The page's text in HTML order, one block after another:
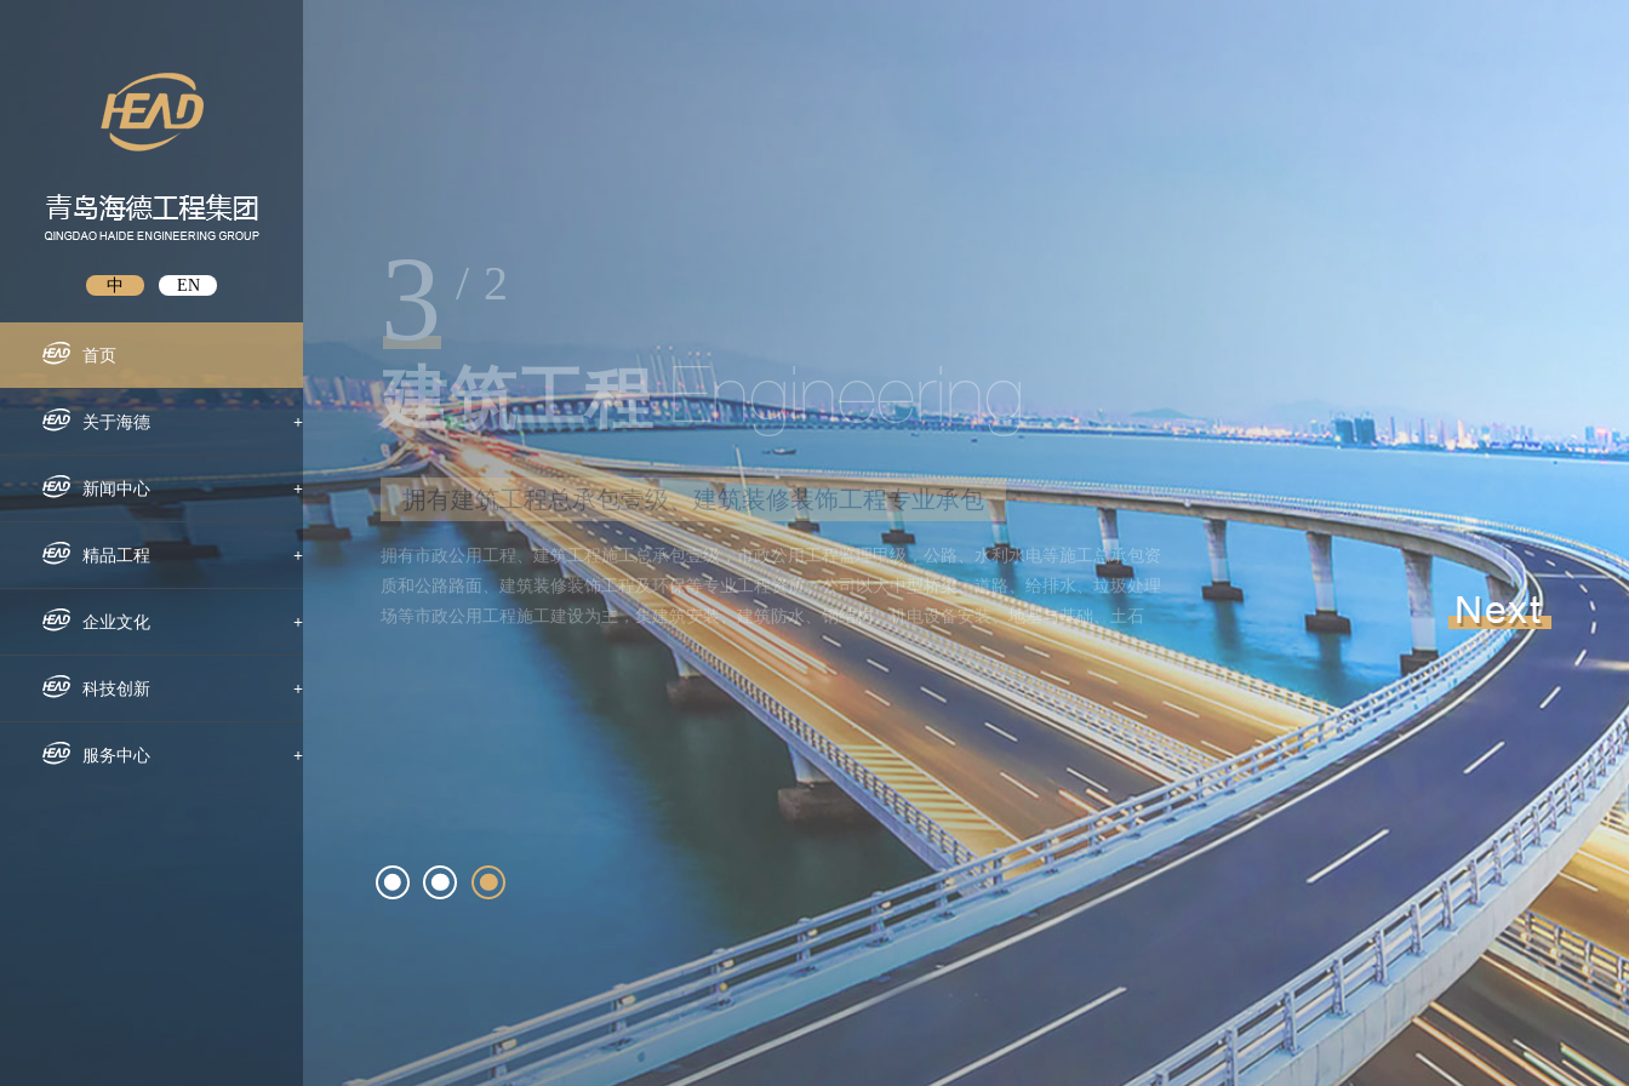
中 EN
首页
关于海德 +
企业概况
组织机构
下属公司
发展历程
荣誉资质
新闻中心 +
企业新闻
通知公告
招标信息
媒体聚焦
精品工程 +
国内工程
海外工程
企业文化 +
企业文化
员工风采
科技创新 +
科研动态
服务中心 +
3 / 2
建筑工程 Engineering
拥有建筑工程总承包壹级、建筑装修装饰工程专业承包
拥有市政公用工程、建筑工程施工总承包壹级，市政公用工程监理甲级，公路、水利水电等施工总承包资
质和公路路面、建筑装修装饰工程及环保等专业工程资质。公司以大中型桥梁、道路、给排水、垃圾处理
场等市政公用工程施工建设为主，集建筑安装、建筑防水、钢结构、机电设备安装、地基与基础、土石
方、隧道、公路、铁路、园林绿化等工程建设和建筑材料销售、货物进出口、技术进出口、生态科技等业